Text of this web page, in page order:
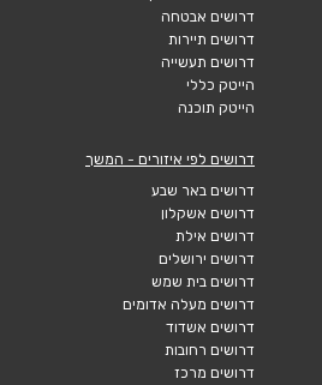
דרושים אבטחה
דרושים תיירות
דרושים תעשייה
הייטק כללי
הייטק תוכנה
דרושים לפי איזורים - המשך
דרושים באר שבע
דרושים אשקלון
דרושים אילת
דרושים ירושלים
דרושים בית שמש
דרושים מעלה אדומים
דרושים אשדוד
דרושים רחובות
דרושים מרכז